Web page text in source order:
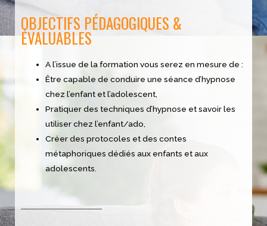
OBJECTIFS PÉDAGOGIQUES &
ÉVALUABLES
A l’issue de la formation vous serez en mesure de :
Être capable de conduire une séance d’hypnose
chez l’enfant et l’adolescent,
Pratiquer des techniques d’hypnose et savoir les
utiliser chez l’enfant/ado,
Créer des protocoles et des contes
métaphoriques dédiés aux enfants et aux
adolescents.